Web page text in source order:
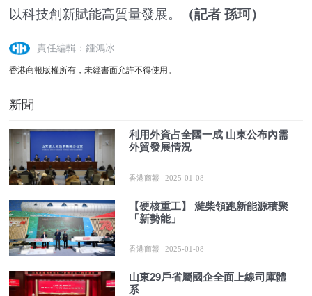
以科技創新賦能高質量發展。
（記者 孫珂）
責任編輯：鍾鴻冰
香港商報版權所有，未經書面允許不得使用。
新聞
利用外資占全國一成 山東公布內需
外貿發展情況
香港商報 2025-01-08
【硬核重工】 濰柴領跑新能源積聚
「新勢能」
香港商報 2025-01-08
山東29戶省屬國企全面上線司庫體
系